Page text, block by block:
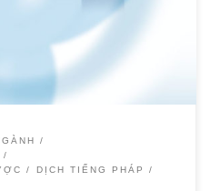
[…]
DỊCH TIẾNG PHÁP